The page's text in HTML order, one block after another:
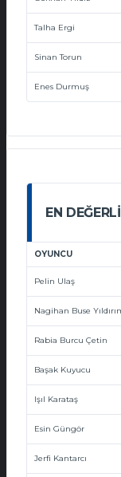
Talha Ergi
Sinan Torun
Enes Durmuş
EN
OYUNCU
Pelin Ulaş
Nagihan Buse
Rabia Burcu Çetin
Başak Kuyucu
Işıl Karataş
Esin Güngör
Jerfi Kantarcı